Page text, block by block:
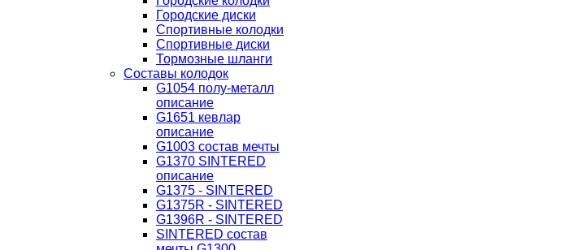
Городские диски
Спортивные колодки
Спортивные диски
Тормозные шланги
Составы колодок
G1054 полу-металл
описание
G1651 кевлар
описание
G1003 состав мечты
G1370 SINTERED
описание
G1375 - SINTERED
G1375R - SINTERED
G1396R - SINTERED
SINTERED состав